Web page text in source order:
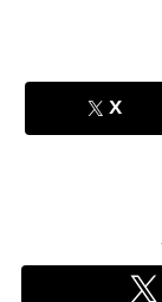
X